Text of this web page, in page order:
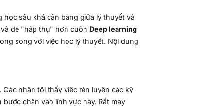
sâu khá cân bằng giữa lý thuyết và
dễ "hấp thụ" hơn cuốn Deep learning
song với việc học lý thuyết. Nội dung
nhân tôi thấy việc rèn luyện các kỹ
chân vào lĩnh vực này. Rất may